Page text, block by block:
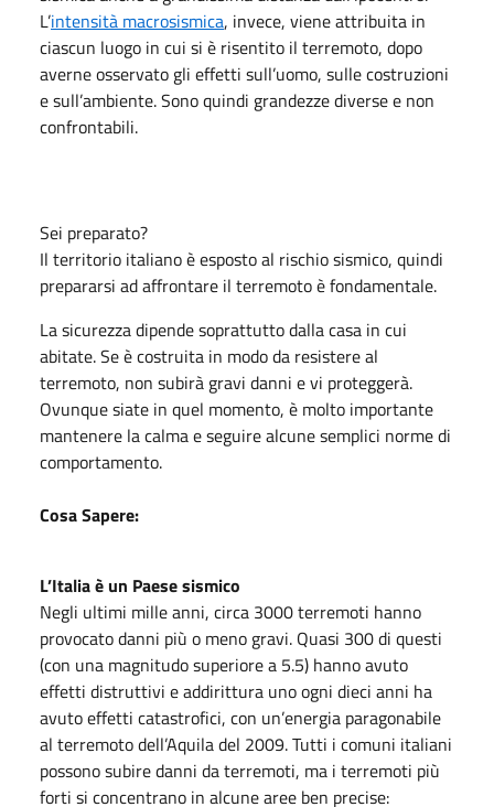
L’intensità macrosismica, invece, viene attribuita in
ciascun luogo in cui si è risentito il terremoto, dopo
averne osservato gli effetti sull’uomo, sulle costruzioni
e sull’ambiente. Sono quindi grandezze diverse e non
confrontabili.
Sei preparato?
Il territorio italiano è esposto al rischio sismico, quindi
prepararsi ad affrontare il terremoto è fondamentale.
La sicurezza dipende soprattutto dalla casa in cui
abitate. Se è costruita in modo da resistere al
terremoto, non subirà gravi danni e vi proteggerà.
Ovunque siate in quel momento, è molto importante
mantenere la calma e seguire alcune semplici norme di
comportamento.
Cosa Sapere:
L’Italia è un Paese sismico
Negli ultimi mille anni, circa 3000 terremoti hanno
provocato danni più o meno gravi. Quasi 300 di questi
(con una magnitudo superiore a 5.5) hanno avuto
effetti distruttivi e addirittura uno ogni dieci anni ha
avuto effetti catastrofici, con un’energia paragonabile
al terremoto dell’Aquila del 2009. Tutti i comuni italiani
possono subire danni da terremoti, ma i terremoti più
forti si concentrano in alcune aree ben precise: